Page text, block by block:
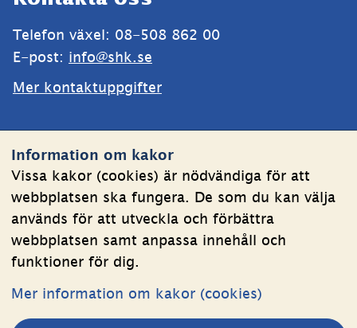
Information om kakor
Vissa kakor (cookies) är nödvändiga för att
webbplatsen ska fungera. De som du kan välja
används för att utveckla och förbättra
webbplatsen samt anpassa innehåll och
funktioner för dig.
Mer information om kakor (cookies)
Telefon växel: 08-508 862 00
E-post: info@shk.se
Mer kontaktuppgifter
Om kakor
Behandling av personuppgifter
Tillgänglighetsredogörelse
Följ oss